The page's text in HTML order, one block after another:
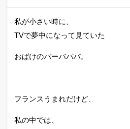
私が小さい時に、
TVで夢中になって見ていた
おばけのバーバパパ。
フランスうまれだけど、
私の中では、